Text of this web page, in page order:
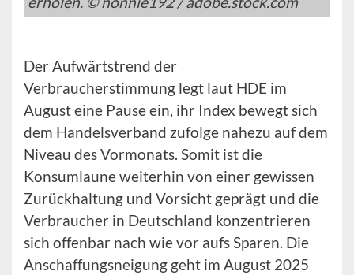
Der Aufwärtstrend der
Verbraucherstimmung legt laut HDE im
August eine Pause ein, ihr Index bewegt sich
dem Handelsverband zufolge nahezu auf dem
Niveau des Vormonats. Somit ist die
Konsumlaune weiterhin von einer gewissen
Zurückhaltung und Vorsicht geprägt und die
Verbraucher in Deutschland konzentrieren
sich offenbar nach wie vor aufs Sparen. Die
Anschaffungsneigung geht im August 2025